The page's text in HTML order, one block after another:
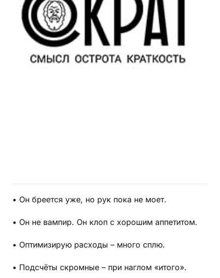
• Он бреется уже, но рук пока не моет.
• Он не вампир. Он клоп с хорошим аппетитом.
• Оптимизирую расходы – много сплю.
• Подсчёты скромные – при наглом «итого».